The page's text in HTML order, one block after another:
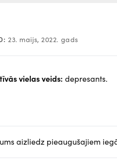
23. maijs, 2022. gads
vielas veids: depresants.
aizliedz pieaugušajiem